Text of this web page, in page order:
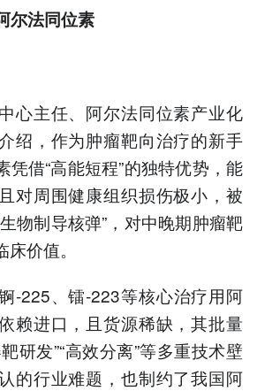
尔法同位素
心主任、阿尔法同位素产业化
绍，作为肿瘤靶向治疗的新手
凭借“高能短程”的独特优势，能
对周围健康组织损伤极小，被
物制导核弹”，对中晚期肿瘤靶
价值。
-225、镭-223等核心治疗用阿
赖进口，且货源稀缺，其批量
研发”“高效分离”等多重技术壁
的行业难题，也制约了我国阿